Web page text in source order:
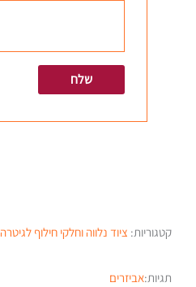
קטגוריות: ציוד נלווה וחלקי חילוף לגיטרה
תגיות:אביזרים